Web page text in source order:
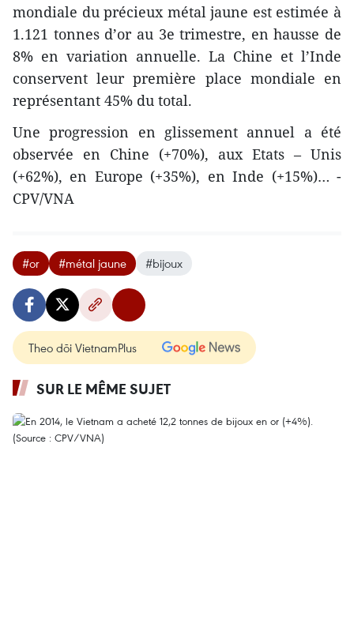
mondiale du précieux métal jaune est estimée à
1.121 tonnes d’or au 3e trimestre, en hausse de
8% en variation annuelle. La Chine et l’Inde
conservent leur première place mondiale en
représentant 45% du total.
Une progression en glissement annuel a été
observée en Chine (+70%), aux Etats – Unis
(+62%), en Europe (+35%), en Inde (+15%)… -
CPV/VNA
#or #métal jaune #bijoux
Theo dõi VietnamPlus
SUR LE MÊME SUJET